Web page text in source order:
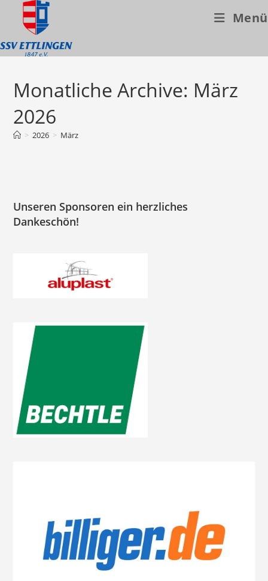
springen
Menü
Monatliche Archive: März
2026
> 2026 > März
Unseren Sponsoren ein herzliches
Dankeschön!